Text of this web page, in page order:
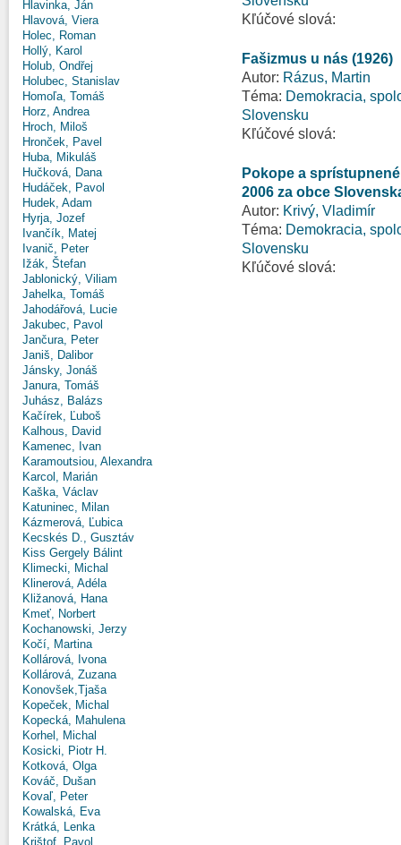
Hlavinka, Ján
Hlavová, Viera
Holec, Roman
Hollý, Karol
Holub, Ondřej
Holubec, Stanislav
Homoľa, Tomáš
Horz, Andrea
Hroch, Miloš
Hronček, Pavel
Huba, Mikuláš
Hučková, Dana
Hudáček, Pavol
Hudek, Adam
Hyrja, Jozef
Ivančík, Matej
Ivanič, Peter
Ižák, Štefan
Jablonický, Viliam
Jahelka, Tomáš
Jahodářová, Lucie
Jakubec, Pavol
Jančura, Peter
Janiš, Dalibor
Jánsky, Jonáš
Janura, Tomáš
Juhász, Balázs
Kačírek, Ľuboš
Kalhous, David
Kamenec, Ivan
Karamoutsiou, Alexandra
Karcol, Marián
Kaška, Václav
Katuninec, Milan
Kázmerová, Ľubica
Kecskés D., Gusztáv
Kiss Gergely Bálint
Klimecki, Michal
Klinerová, Adéla
Kližanová, Hana
Kmeť, Norbert
Kochanowski, Jerzy
Kočí, Martina
Kollárová, Ivona
Kollárová, Zuzana
Konovšek,Tjaša
Kopeček, Michal
Kopecká, Mahulena
Korhel, Michal
Kosicki, Piotr H.
Kotková, Olga
Kováč, Dušan
Kovaľ, Peter
Kowalská, Eva
Krátká, Lenka
Krištof, Pavol
Kľúčové slová:
Fašizmus u nás (1926)
Autor: Rázus, Martin
Téma: Demokracia,
Slovensku
Kľúčové slová:
Pokope a
2006 za obce
Autor: Krivý, Vladimír
Téma: Demokracia,
Slovensku
Kľúčové slová: